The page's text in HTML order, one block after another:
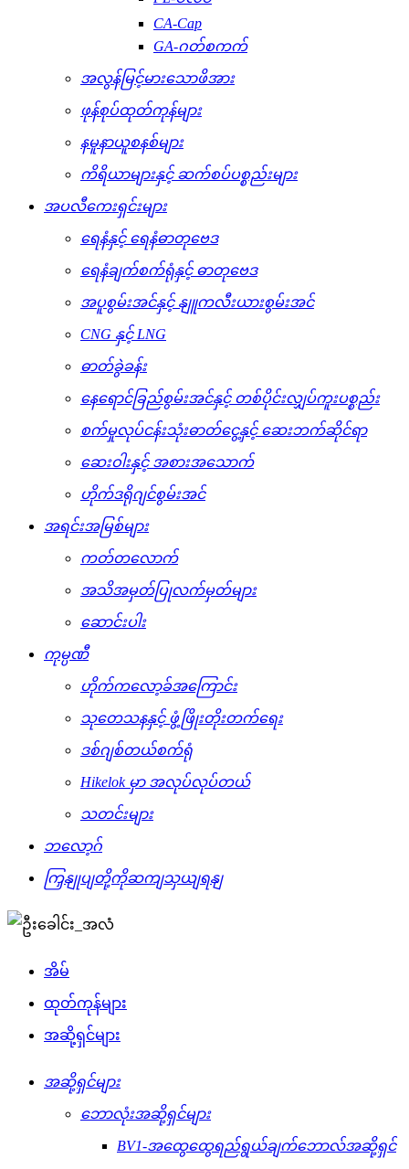
CA-Cap
GA-ဂတ်စကက်
အလွန်မြင့်မားသောဖိအား
ဖုန်စုပ်ထုတ်ကုန်များ
နမူနာယူစနစ်များ
ကိရိယာများနှင့် ဆက်စပ်ပစ္စည်းများ
အပလီကေးရှင်းများ
ရေနံနှင့် ရေနံဓာတုဗေဒ
ရေနံချက်စက်ရုံနှင့် ဓာတုဗေဒ
အပူစွမ်းအင်နှင့် နျူကလီးယားစွမ်းအင်
CNG နှင့် LNG
ဓာတ်ခွဲခန်း
နေရောင်ခြည်စွမ်းအင်နှင့် တစ်ပိုင်းလျှပ်ကူးပစ္စည်း
စက်မှုလုပ်ငန်းသုံးဓာတ်ငွေ့နှင့် ဆေးဘက်ဆိုင်ရာ
ဆေးဝါးနှင့် အစားအသောက်
ဟိုက်ဒရိုဂျင်စွမ်းအင်
အရင်းအမြစ်များ
ကတ်တလောက်
အသိအမှတ်ပြုလက်မှတ်များ
ဆောင်းပါး
ကုမ္ပဏီ
ဟိုက်ကလော့ခ်အကြောင်း
သုတေသနနှင့် ဖွံ့ဖြိုးတိုးတက်ရေး
ဒစ်ဂျစ်တယ်စက်ရုံ
Hikelok မှာ အလုပ်လုပ်တယ်
သတင်းများ
ဘလော့ဂ်
ကြှနျုပျတို့ကိုဆကျသှယျရနျ
အိမ်
ထုတ်ကုန်များ
အဆို့ရှင်များ
အဆို့ရှင်များ
ဘောလုံးအဆို့ရှင်များ
BV1-အထွေထွေရည်ရွယ်ချက်ဘောလ်အဆို့ရှင်